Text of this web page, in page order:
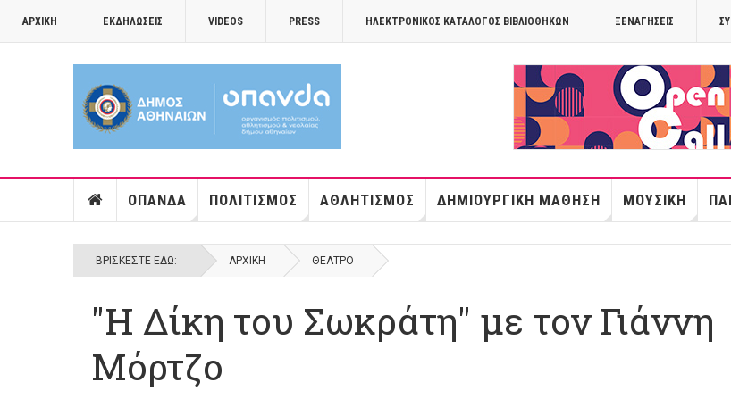
ΑΡΧΙΚΉ ΕΚΔΗΛΏΣΕΙΣ VIDEOS PRESS ΗΛΕΚΤΡΟΝΙΚΟΣ ΚΑΤΑΛΟΓΟΣ ΒΙΒΛΙΟΘΗΚΩΝ ΞΕΝΑΓΉΣΕΙΣ
ΟΠΑΝΔΑ ΠΟΛΙΤΙΣΜΌΣ ΑΘΛΗΤΙΣΜΌΣ ΔΗΜΙΟΥΡΓΙΚΉ ΜΆΘΗΣΗ ΜΟΥΣΙΚΉ
ΒΡΊΣΚΕΣΤΕ ΕΔΏ: ΑΡΧΙΚΉ ΘΈΑΤΡΟ
"Η Δίκη του Σωκράτη" με τον Γιάννη
Μόρτζο